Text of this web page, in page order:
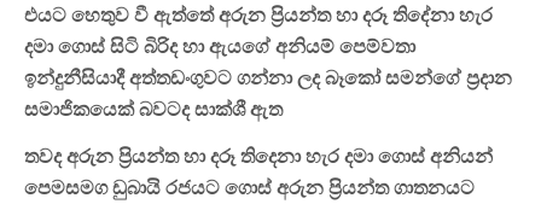
එයට හෙතුව වී ඇත්තේ අරුන ප්‍රියන්ත හා දරූ තිදේනා හැර
දමා ගොස් සිටි බිරිද හා ඇයගේ අනියම් පෙම්වතා
ඉන්දුනීසියාදී අත්තඩංගුවට ගන්නා ලද බෑකෝ සමන්ගේ ප්‍රදාන
සමාජිකයෙක් බවටද සාක්ශී ඇත
තවද අරුන ප්‍රියන්ත හා දරූ තිදෙනා හැර දමා ගොස් අනියන්
පෙමසමග ඩුබායි රජයට ගොස් අරුන ප්‍රියන්ත ගාතනයට